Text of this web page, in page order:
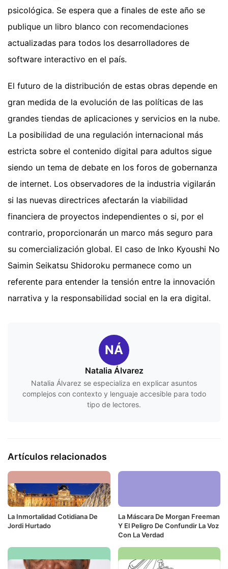
psicológica. Se espera que a finales de este año se
publique un libro blanco con recomendaciones
actualizadas para todos los desarrolladores de
software interactivo en el país.
El futuro de la distribución de estas obras depende en
gran medida de la evolución de las políticas de las
grandes tiendas de aplicaciones y servicios en la nube.
La posibilidad de una regulación internacional más
estricta sobre el contenido digital para adultos sigue
siendo un tema de debate en los foros de gobernanza
de internet. Los observadores de la industria vigilarán
si las nuevas directrices afectarán la viabilidad
financiera de proyectos independientes o si, por el
contrario, proporcionarán un marco más seguro para
su comercialización global. El caso de Inko Kyoushi No
Saimin Seikatsu Shidoroku permanece como un
referente para entender la tensión entre la innovación
narrativa y la responsabilidad social en la era digital.
NÁ
Natalia Álvarez
Natalia Álvarez se especializa en explicar asuntos
complejos con contexto y lenguaje accesible para todo
tipo de lectores.
Artículos relacionados
La Inmortalidad Cotidiana De
Jordi Hurtado
La Máscara De Morgan Freeman
Y El Peligro De Confundir La Voz
Con La Verdad